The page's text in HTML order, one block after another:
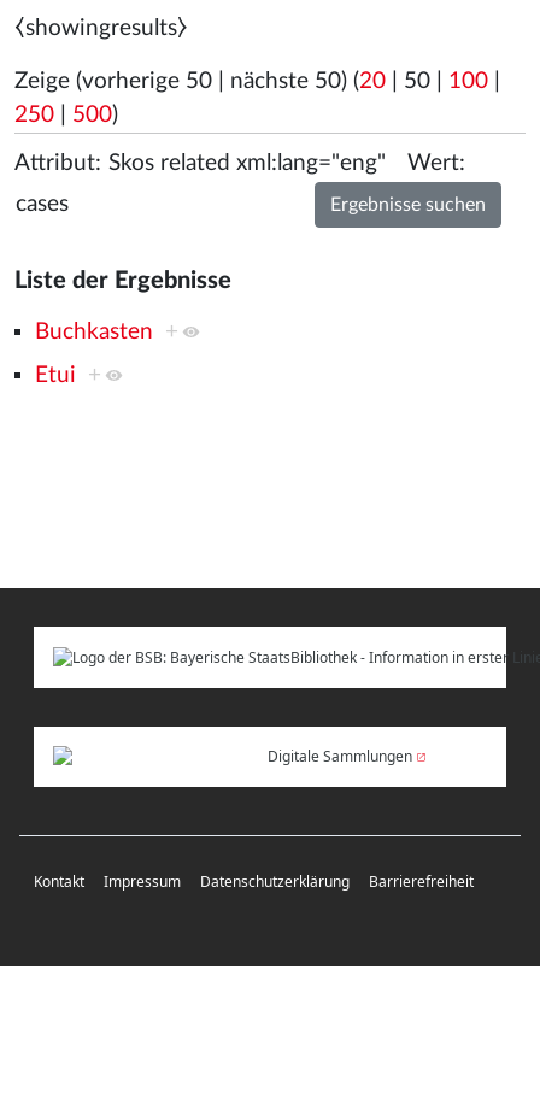
⧼showingresults⧽
Zeige (vorherige 50 nächste 50) (20 50 100
250
500)
Attribut: Wert:
Liste der Ergebnisse
Buchkasten
+
Etui
+
Digitale Sammlungen
Kontakt Impressum Datenschutzerklärung Barrierefreiheit